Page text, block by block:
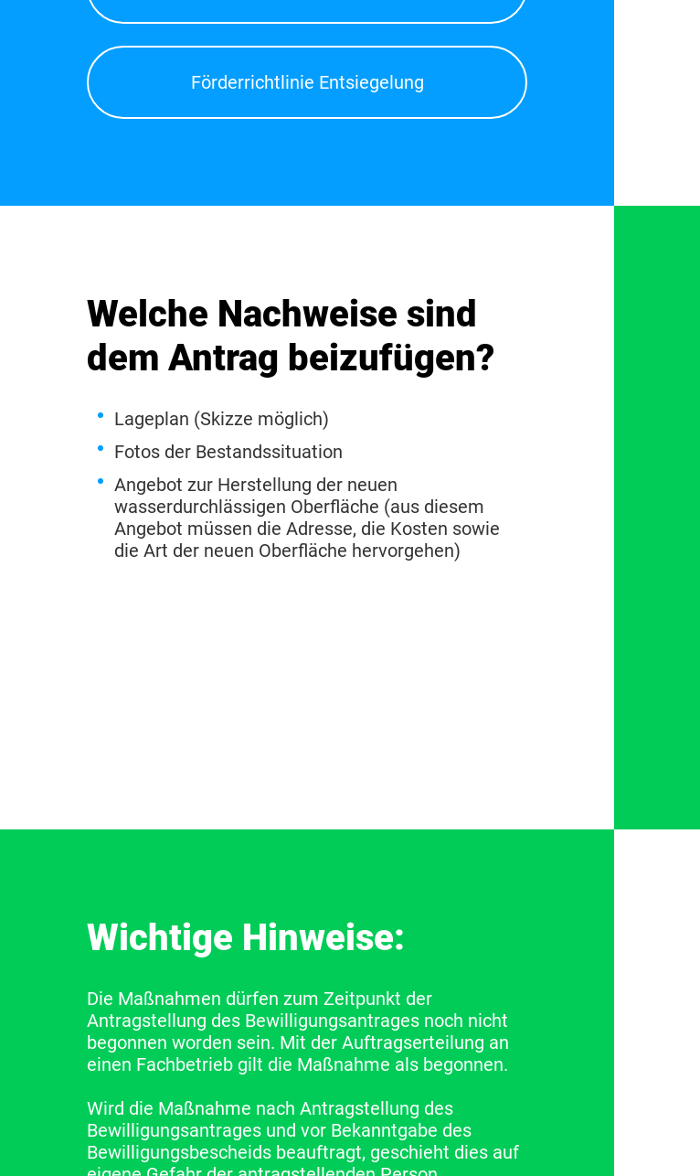
Förderrichtlinie Entsiegelung
Welche Nachweise sind
dem Antrag beizufügen?
Lageplan (Skizze möglich)
Fotos der Bestandssituation
Angebot zur Herstellung der neuen
wasserdurchlässigen Oberfläche (aus diesem
Angebot müssen die Adresse, die Kosten sowie
die Art der neuen Oberfläche hervorgehen)
Wichtige Hinweise:
Die Maßnahmen dürfen zum Zeitpunkt der
Antragstellung des Bewilligungsantrages noch nicht
begonnen worden sein. Mit der Auftragserteilung an
einen Fachbetrieb gilt die Maßnahme als begonnen.
Wird die Maßnahme nach Antragstellung des
Bewilligungsantrages und vor Bekanntgabe des
Bewilligungsbescheids beauftragt, geschieht dies auf